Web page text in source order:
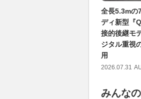
全長5.3m
ディ新型『
接的後継モ
ジタル重視
用
2026.07.31
みんな